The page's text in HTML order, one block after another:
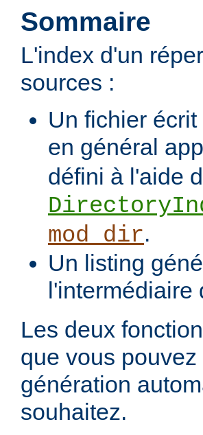
Sommaire
L'index d'un
sources :
Un fichier
en général
défini à l'aide
mod_dir.
Un listing
Les deux
que vous
génération
souhaitez.